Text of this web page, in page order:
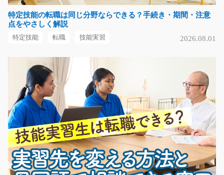
モバイル関連機器のサポート、販売/g05_00030
スマートフォンの知識がない方・販売経験がない方も大
長期（3ヶ月以上）
時給1300円
神奈川県横浜市港北区
気になる
フォークリフトで野菜の荷下ろし/t06_00332
急募
特定技能の転職は同じ分野ならできる？手続き・期間・注意
点をやさしく解説
特定技能 転職 技能実習 2026.08.01